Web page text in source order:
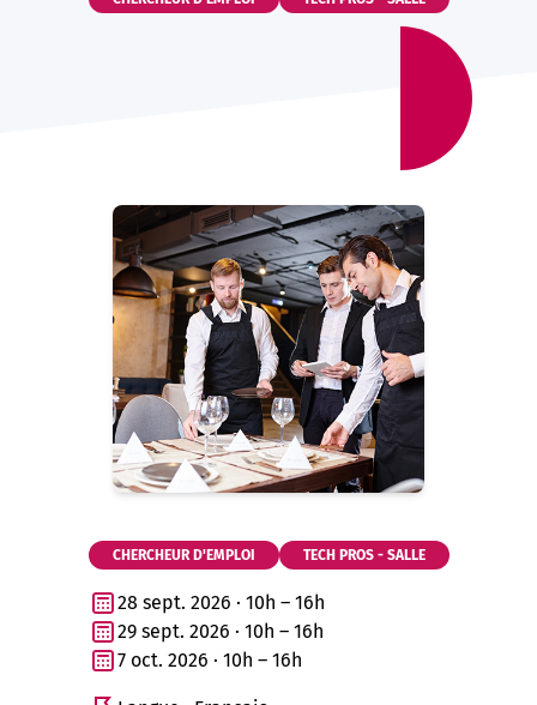
CHERCHEUR D'EMPLOI TECH PROS - SALLE
28 sept. 2026 · 10h – 16h
29 sept. 2026 · 10h – 16h
7 oct. 2026 · 10h – 16h